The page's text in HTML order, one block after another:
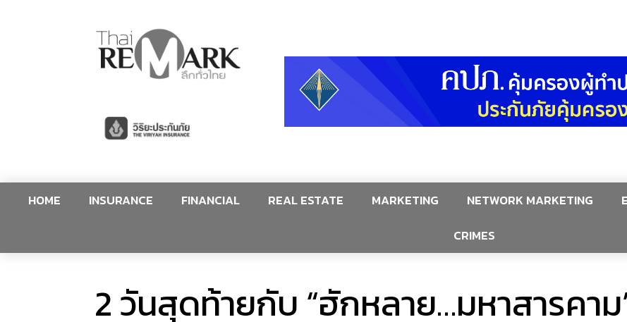
HOME INSURANCE FINANCIAL REAL ESTATE MARKETING NETWORK MARKETING
CRIMES
2 วันสุดท้ายกับ “ฮักหลาย…มหาสารคาม